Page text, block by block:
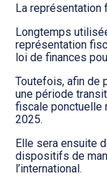
La représentation
Longtemps
représentation
loi de finances
Toutefois, afin de
une période
fiscale ponctuelle
2025.
Elle sera ensuite
dispositifs de
l’international.